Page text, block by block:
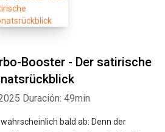
Booster - Der satirische
Duración: 49min
bald ab: Denn der